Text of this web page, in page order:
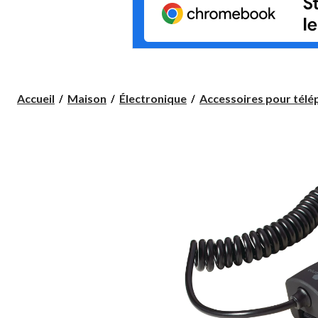
Accueil Maison Électronique Accessoires pour